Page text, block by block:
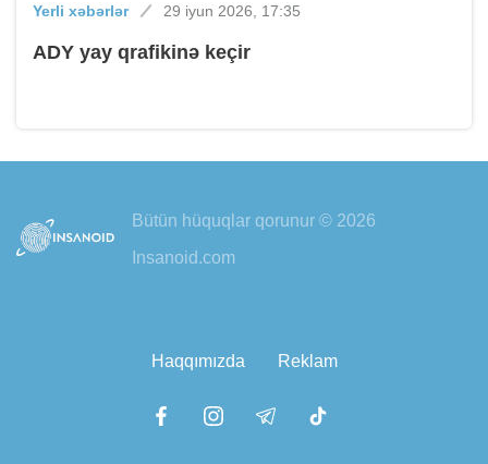
Yerli xəbərlər 29 iyun 2026, 17:35
ADY yay qrafikinə keçir
Bütün hüquqlar qorunur © 2026
Insanoid.com
Haqqımızda Reklam